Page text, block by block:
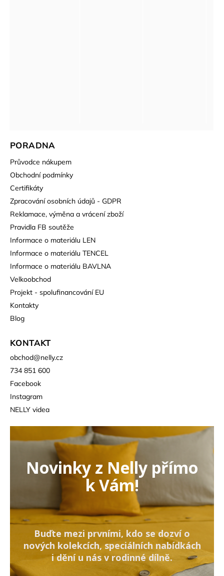
PORADNA
Průvodce nákupem
Obchodní podmínky
Certifikáty
Zpracování osobních údajů - GDPR
Reklamace, výměna a vrácení zboží
Pravidla FB soutěže
Informace o materiálu LEN
Informace o materiálu TENCEL
Informace o materiálu BAVLNA
Velkoobchod
Projekt - spolufinancování EU
Kontakty
Blog
KONTAKT
obchod@nelly.cz
734 851 600
Facebook
Instagram
NELLY videa
Novinky z Nelly přímo
k Vám!
Buďte mezi prvními, kdo se dozví o
nových kolekcích, speciálních nabídkách
i dění u nás v rodinné dílně.